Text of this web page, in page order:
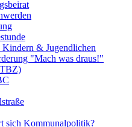
& Jugendlichen
"Mach was draus!"
sich Kommunalpolitik?